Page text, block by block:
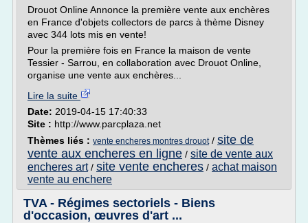
Drouot Online Annonce la première vente aux enchères
en France d'objets collectors de parcs à thème Disney
avec 344 lots mis en vente!
Pour la première fois en France la maison de vente
Tessier - Sarrou, en collaboration avec Drouot Online,
organise une vente aux enchères...
Lire la suite
Date: 2019-04-15 17:40:33
Site : http://www.parcplaza.net
Thèmes liés : vente encheres montres drouot/ site de
vente aux encheres en ligne / site de vente aux
encheres art/ site vente encheres / achat maison
vente au enchere
TVA - Régimes sectoriels - Biens
d'occasion, œuvres d'art ...